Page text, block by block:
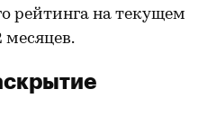
рейтинга на текущем
месяцев.